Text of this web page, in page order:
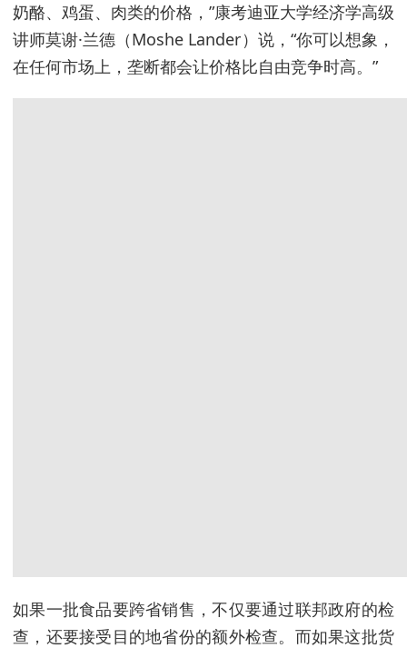
奶酪、鸡蛋、肉类的价格，”康考迪亚大学经济学高级
讲师莫谢·兰德（Moshe Lander）说，“你可以想象，
在任何市场上，垄断都会让价格比自由竞争时高。”
如果一批食品要跨省销售，不仅要通过联邦政府的检
查，还要接受目的地省份的额外检查。而如果这批货